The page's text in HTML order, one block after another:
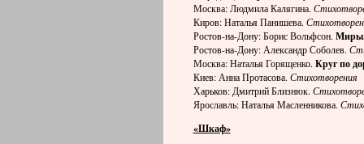
Москва: Людмила Калягина.
Киров: Наталья Панишева.
Ростов-на-Дону: Борис Вольфсон.
Ростов-на-Дону: Александр Соболев.
Москва: Наталья Горященко. Круг по
Киев: Анна Протасова. Стихотворения
Харьков: Дмитрий Близнюк.
Ярославль: Наталья Масленникова.
«Шкаф»